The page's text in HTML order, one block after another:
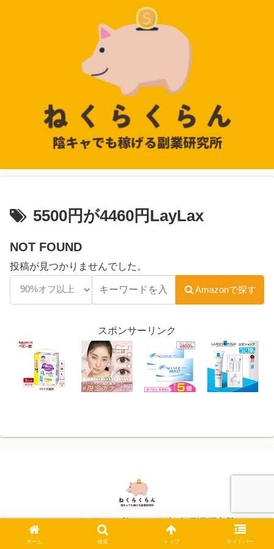
5500円が4460円LayLax
NOT FOUND
投稿が見つかりませんでした。
Amazonで探す
スポンサーリンク
© 2024 ねくらくらん -陰キャでも稼げる副業研究所-.
ホーム 検索 トップ サイドバー